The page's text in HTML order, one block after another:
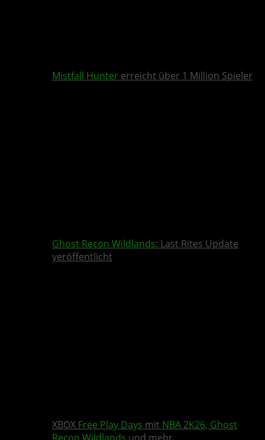
Mistfall Hunter erreicht über 1 Million Spieler
Ghost Recon Wildlands: Last Rites Update
veröffentlicht
XBOX Free Play Days mit NBA 2K26, Ghost